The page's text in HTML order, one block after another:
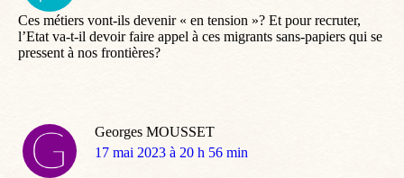
Ces métiers vont-ils devenir « en tension »? Et pour recruter,
l’Etat va-t-il devoir faire appel à ces migrants sans-papiers qui se
pressent à nos frontières?
Georges MOUSSET
dit
17 mai 2023 à 20 h 56 min